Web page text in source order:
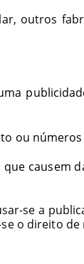
outros
ou
causem
se a
o direito